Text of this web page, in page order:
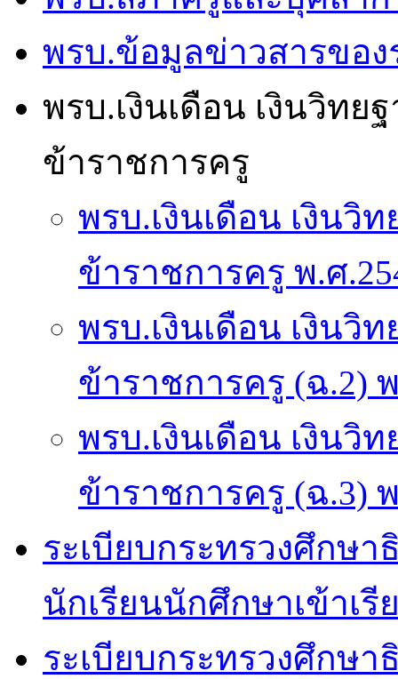
พรบ.ข้อมูลข่าวสารของ
พรบ.เงินเดือน เงินวิทย
ข้าราชการครู
พรบ.เงินเดือน เงินวิ
ข้าราชการครู พ.ศ
พรบ.เงินเดือน เงินวิ
ข้าราชการครู (ฉ.2)
พรบ.เงินเดือน เงินวิ
ข้าราชการครู (ฉ.3)
ระเบียบกระทรวงศึกษ
นักเรียนนักศึกษาเข้าเ
ระเบียบกระทรวงศึกษ